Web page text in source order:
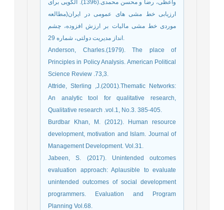
واعظی، رضا و محسن محمدی.(1396). الگویی برای
ارزیابی خط مشی های عمومی در ایران(مطالعه
موردی خط مشی مالیات بر ارزش افزوده، چشم
انداز مدیریت دولتی، شماره 29.
Anderson, Charles.(1979). The place of
Principles in Policy Analysis. American Political
Science Review .73,3.
Attride, Sterling ,J.(2001).Thematic Networks:
An analytic tool for qualitative research,
Qualitative research .vol.1, No.3. 385-405.
Burdbar Khan, M. (2012). Human resource
development, motivation and Islam. Journal of
Management Development. Vol.31.
Jabeen, S. (2017). Unintended outcomes
evaluation approach: Aplausible to evaluate
unintended outcomes of social development
programmers. Evaluation and Program
Planning Vol.68.